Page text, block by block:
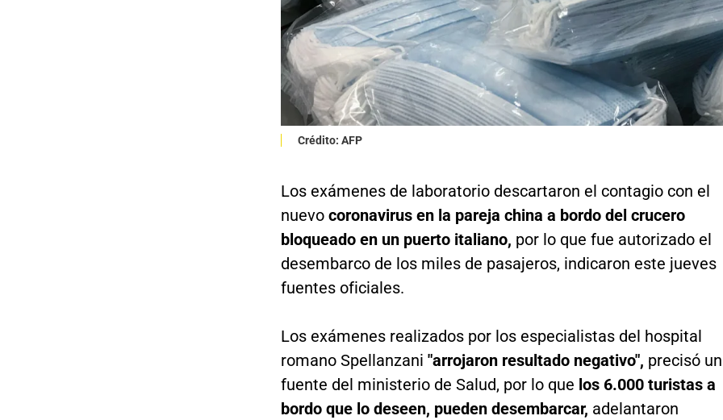
Crédito: AFP
Los exámenes de laboratorio descartaron el contagio con el
nuevo coronavirus en la pareja china a bordo del crucero
bloqueado en un puerto italiano, por lo que fue autorizado el
desembarco de los miles de pasajeros, indicaron este jueves
fuentes oficiales.
Los exámenes realizados por los especialistas del hospital
romano Spellanzani "arrojaron resultado negativo", precisó
fuente del ministerio de Salud, por lo que los 6.000 turistas a
bordo que lo deseen, pueden desembarcar, adelantaron